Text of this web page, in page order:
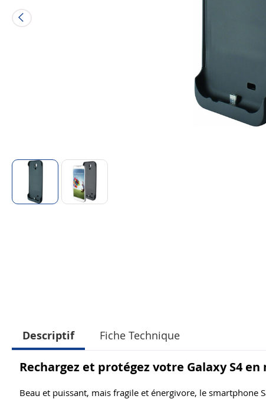
Descriptif Fiche Technique
Rechargez et protégez votre Galaxy S4
Beau et puissant, mais fragile et énergivore, le smartphone